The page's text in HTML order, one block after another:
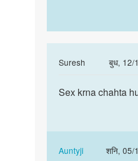
Suresh
बुध, 12/
to
Hum
Sex
hun
Sex krna chahta
Auntyji
शनि,
In